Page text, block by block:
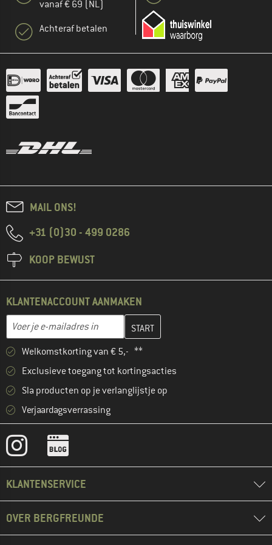
vanaf € 69 (NL)
Achteraf betalen
MAIL ONS!
+31 (0)30 - 499 0286
KOOP BEWUST
KLANTENACCOUNT AANMAKEN
E-mailadres
Vul je e-mailadres hier in en maak in de volgende stap je
Welkomstkorting van € 5,- **
Exclusieve toegang tot kortingsacties
Sla producten op je verlanglijstje op
Verjaardagsverrassing
KLANTENSERVICE
OVER BERGFREUNDE